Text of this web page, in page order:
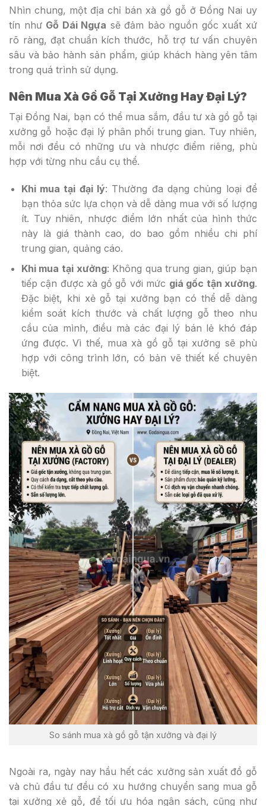
Nhìn chung, một địa chỉ bán xà gồ gỗ ở Đồng Nai uy
tín như Gỗ Dái Ngựa sẽ đảm bảo nguồn gốc xuất xứ
rõ ràng, đạt chuẩn kích thước, hỗ trợ tư vấn chuyên
sâu và bảo hành sản phẩm, giúp khách hàng yên tâm
trong quá trình sử dụng.
Nên Mua Xà Gồ Gỗ Tại Xưởng Hay Đại Lý?
Tại Đồng Nai, bạn có thể mua sắm, đầu tư xà gồ gỗ tại
xưởng gỗ hoặc đại lý phân phối trung gian. Tuy nhiên,
mỗi nơi đều có những ưu và nhược điểm riêng, phù
hợp với từng nhu cầu cụ thể.
Khi mua tại đại lý: Thường đa dạng chủng loại để
bạn thỏa sức lựa chọn và dễ dàng mua với số lượng
ít. Tuy nhiên, nhược điểm lớn nhất của hình thức
này là giá thành cao, do bao gồm nhiều chi phí
trung gian, quảng cáo.
Khi mua tại xưởng: Không qua trung gian, giúp bạn
tiếp cận được xà gồ gỗ với mức giá gốc tận xưởng.
Đặc biệt, khi xẻ gỗ tại xưởng bạn có thể dễ dàng
kiểm soát kích thước và chất lượng gỗ theo nhu
cầu của mình, điều mà các đại lý bán lẻ khó đáp
ứng được. Vì thế, mua xà gồ gỗ tại xưởng sẽ phù
hợp với công trình lớn, có bản vẽ thiết kế chuyên
biệt.
So sánh mua xà gồ gỗ tận xưởng và đại lý
Ngoài ra, ngày nay hầu hết các xưởng sản xuất đồ gỗ
và chủ đầu tư đều có xu hướng chuyển sang mua gỗ
tại xưởng xẻ gỗ, để tối ưu hóa ngân sách, cũng như